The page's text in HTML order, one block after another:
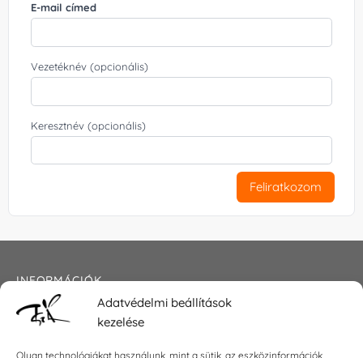
Adatvédelmi beállítások
kezelése
Olyan technológiákat használunk, mint a sütik, az eszközinformációk
E-mail címed
Vezetéknév (opcionális)
Keresztnév (opcionális)
Feliratkozom
INFORMÁCIÓK
Általános szerződési feltételek
Impresszum